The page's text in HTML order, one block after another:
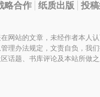
略合作 纸质出版 投
网站的文章，未经作者本人
理办法规定，文责自负，我们
话题、书库评论及本站所做之